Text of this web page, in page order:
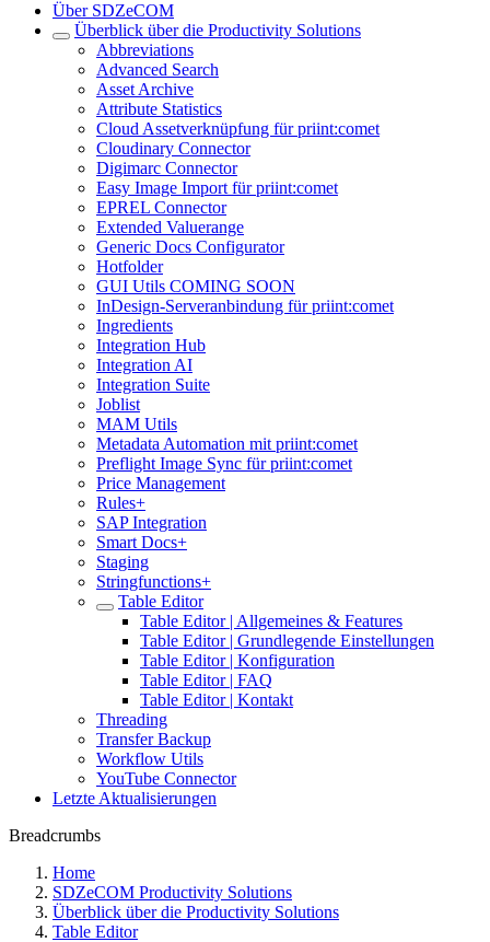
Über SDZeCOM
Überblick über die Productivity Solutions
Abbreviations
Advanced Search
Asset Archive
Attribute Statistics
Cloud Assetverknüpfung für priint:comet
Cloudinary Connector
Digimarc Connector
Easy Image Import für priint:comet
EPREL Connector
Extended Valuerange
Generic Docs Configurator
Hotfolder
GUI Utils COMING SOON
InDesign-Serveranbindung für priint:comet
Ingredients
Integration Hub
Integration AI
Integration Suite
Joblist
MAM Utils
Metadata Automation mit priint:comet
Preflight Image Sync für priint:comet
Price Management
Rules+
SAP Integration
Smart Docs+
Staging
Stringfunctions+
Table Editor
Table Editor | Allgemeines & Features
Table Editor | Grundlegende Einstellungen
Table Editor | Konfiguration
Table Editor | FAQ
Table Editor | Kontakt
Threading
Transfer Backup
Workflow Utils
YouTube Connector
Letzte Aktualisierungen
Breadcrumbs
Home
SDZeCOM Productivity Solutions
Überblick über die Productivity Solutions
Table Editor